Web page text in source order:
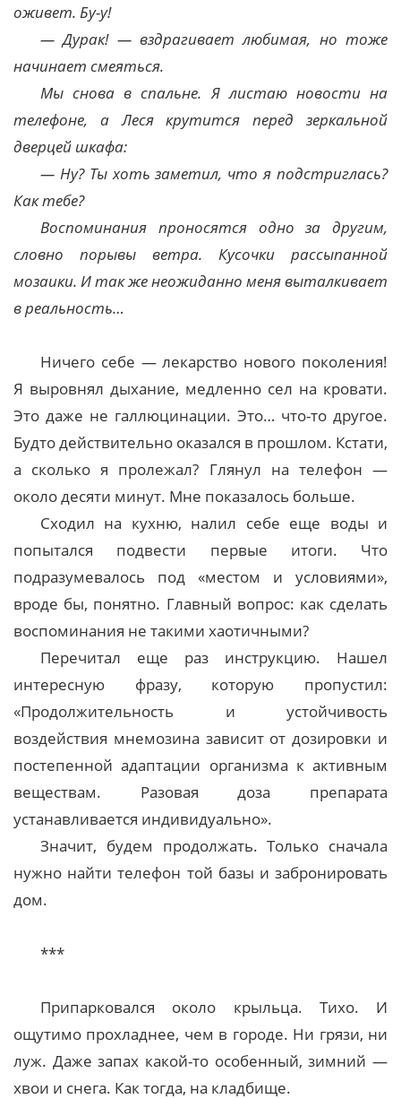
оживет. Бу-у!
— Дурак! — вздрагивает любимая, но тоже
начинает смеяться.
Мы снова в спальне. Я листаю новости на
телефоне, а Леся крутится перед зеркальной
дверцей шкафа:
— Ну? Ты хоть заметил, что я подстриглась?
Как тебе?
Воспоминания проносятся одно за другим,
словно порывы ветра. Кусочки рассыпанной
мозаики. И так же неожиданно меня выталкивает
в реальность…
Ничего себе — лекарство нового поколения!
Я выровнял дыхание, медленно сел на кровати.
Это даже не галлюцинации. Это… что-то другое.
Будто действительно оказался в прошлом. Кстати,
а сколько я пролежал? Глянул на телефон —
около десяти минут. Мне показалось больше.
Сходил на кухню, налил себе еще воды и
попытался подвести первые итоги. Что
подразумевалось под «местом и условиями»,
вроде бы, понятно. Главный вопрос: как сделать
воспоминания не такими хаотичными?
Перечитал еще раз инструкцию. Нашел
интересную фразу, которую пропустил:
«Продолжительность и устойчивость
воздействия мнемозина зависит от дозировки и
постепенной адаптации организма к активным
веществам. Разовая доза препарата
устанавливается индивидуально».
Значит, будем продолжать. Только сначала
нужно найти телефон той базы и забронировать
дом.
***
Припарковался около крыльца. Тихо. И
ощутимо прохладнее, чем в городе. Ни грязи, ни
луж. Даже запах какой-то особенный, зимний —
хвои и снега. Как тогда, на кладбище.